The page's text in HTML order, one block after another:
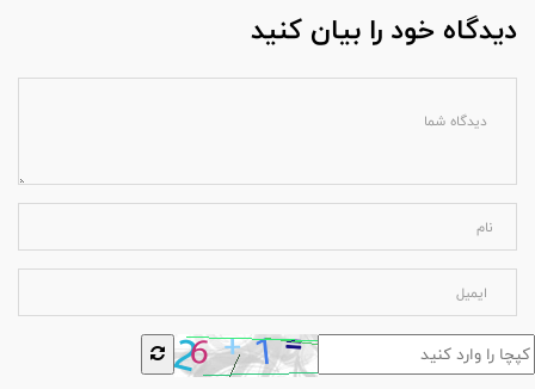
دیدگاه خود را بیان کنید